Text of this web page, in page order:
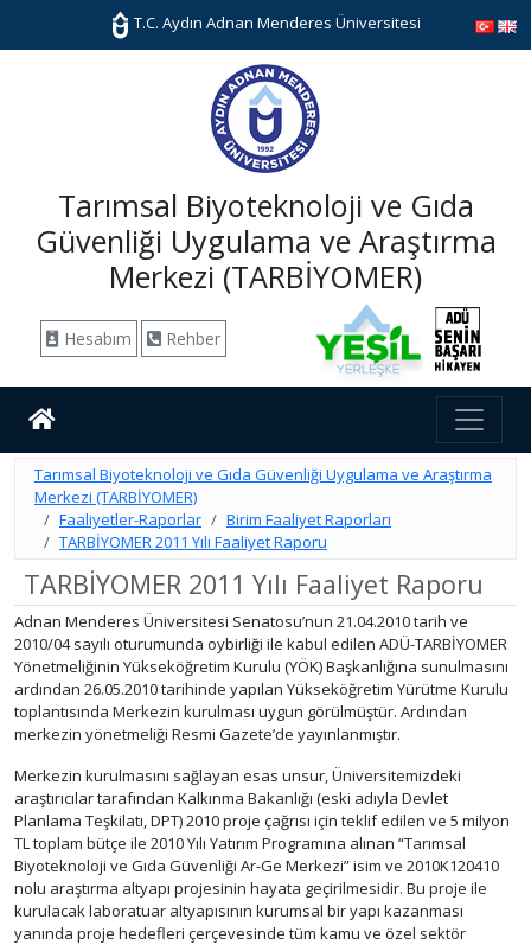
T.C. Aydın Adnan Menderes Üniversitesi
Tarımsal Biyoteknoloji ve Gıda
Güvenliği Uygulama ve Araştırma
Merkezi (TARBİYOMER)
Hesabım Rehber
Tarımsal Biyoteknoloji ve Gıda Güvenliği Uygulama ve Araştırma
Merkezi (TARBİYOMER)
Faaliyetler-Raporlar
Birim Faaliyet Raporları
TARBİYOMER 2011 Yılı Faaliyet Raporu
TARBİYOMER 2011 Yılı Faaliyet Raporu
Adnan Menderes Üniversitesi Senatosu’nun 21.04.2010 tarih ve
2010/04 sayılı oturumunda oybirliği ile kabul edilen ADÜ-TARBİYOMER
Yönetmeliğinin Yükseköğretim Kurulu (YÖK) Başkanlığına sunulmasını
ardından 26.05.2010 tarihinde yapılan Yükseköğretim Yürütme Kurulu
toplantısında Merkezin kurulması uygun görülmüştür. Ardından
merkezin yönetmeliği Resmi Gazete’de yayınlanmıştır.
Merkezin kurulmasını sağlayan esas unsur, Üniversitemizdeki
araştırıcılar tarafından Kalkınma Bakanlığı (eski adıyla Devlet
Planlama Teşkilatı, DPT) 2010 proje çağrısı için teklif edilen ve 5 milyon
TL toplam bütçe ile 2010 Yılı Yatırım Programına alınan “Tarımsal
Biyoteknoloji ve Gıda Güvenliği Ar-Ge Merkezi” isim ve 2010K120410
nolu araştırma altyapı projesinin hayata geçirilmesidir. Bu proje ile
kurulacak laboratuar altyapısının kurumsal bir yapı kazanması
yanında proje hedefleri çerçevesinde tüm kamu ve özel sektör